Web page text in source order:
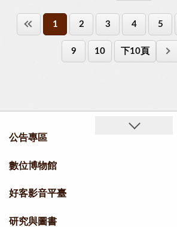
1 2 3 4 5
9 10 下10頁
公告專區
數位博物館
好客影音平臺
研究與圖書